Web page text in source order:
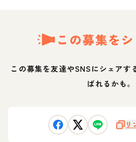
この募集を
この募集を友達やSNSにシェアす
ばれるかも。
リ